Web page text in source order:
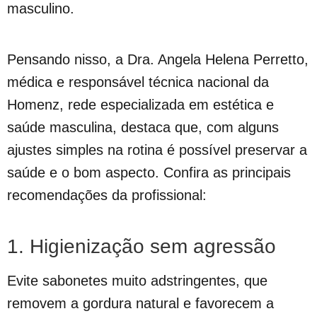
masculino.
Pensando nisso, a Dra. Angela Helena Perretto,
médica e responsável técnica nacional da
Homenz, rede especializada em estética e
saúde masculina, destaca que, com alguns
ajustes simples na rotina é possível preservar a
saúde e o bom aspecto. Confira as principais
recomendações da profissional:
1. Higienização sem agressão
Evite sabonetes muito adstringentes, que
removem a gordura natural e favorecem a